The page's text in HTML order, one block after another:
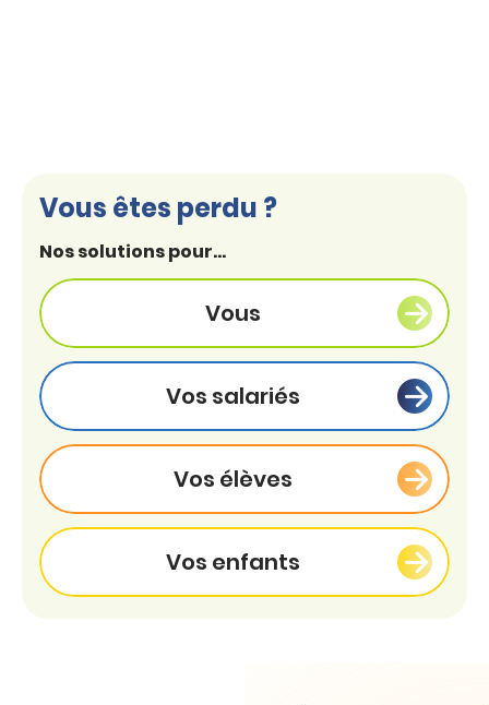
Vous êtes perdu ?
Nos solutions pour...
Vous
Vos salariés
Vos élèves
Vos enfants